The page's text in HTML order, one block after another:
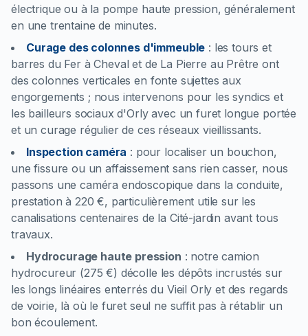
électrique ou à la pompe haute pression, généralement
en une trentaine de minutes.
Curage des colonnes d'immeuble : les tours et
barres du Fer à Cheval et de La Pierre au Prêtre ont
des colonnes verticales en fonte sujettes aux
engorgements ; nous intervenons pour les syndics et
les bailleurs sociaux d'Orly avec un furet longue portée
et un curage régulier de ces réseaux vieillissants.
Inspection caméra : pour localiser un bouchon,
une fissure ou un affaissement sans rien casser, nous
passons une caméra endoscopique dans la conduite,
prestation à 220 €, particulièrement utile sur les
canalisations centenaires de la Cité-jardin avant tous
travaux.
Hydrocurage haute pression : notre camion
hydrocureur (275 €) décolle les dépôts incrustés sur
les longs linéaires enterrés du Vieil Orly et des regards
de voirie, là où le furet seul ne suffit pas à rétablir un
bon écoulement.